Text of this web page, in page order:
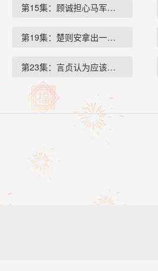
第15集：顾诚担心马军背后另有…
第19集：楚则安拿出一段视频，…
第23集：言贞认为应该由她去见…